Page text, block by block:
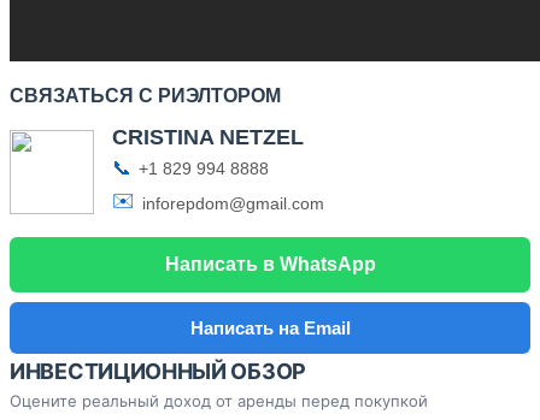
СВЯЗАТЬСЯ С РИЭЛТОРОМ
CRISTINA NETZEL
📞 +1 829 994 8888
✉️ inforepdom@gmail.com
Написать в WhatsApp
Написать на Email
ИНВЕСТИЦИОННЫЙ ОБЗОР
Оцените реальный доход от аренды перед покупкой